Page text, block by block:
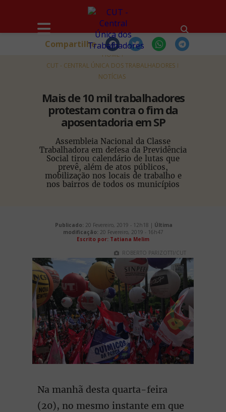
HOME
CUT - CENTRAL ÚNICA DOS TRABALHADORES
NOTÍCIAS
Mais de 10 mil trabalhadores
protestam contra o fim da
aposentadoria em SP
Assembleia Nacional da Classe
Trabalhadora em defesa da Previdência
Social tirou calendário de lutas que
prevê, além de atos públicos,
mobilização nos locais de trabalho e
nos bairros de todos os municípios
Compartilhe
Publicado: 20 Fevereiro, 2019 - 12h18 | Última
modificação: 20 Fevereiro, 2019 - 16h47
Escrito por: Tatiana Melim
ROBERTO PARIZOTTI/CUT
Na manhã desta quarta-feira
(20), no mesmo instante em que